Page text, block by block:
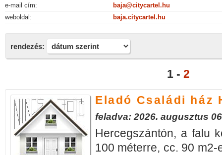
e-mail cím:
baja@citycartel.hu
weboldal:
baja.citycartel.hu
rendezés:
1 - 2
Eladó Családi ház
feladva: 2026. augusztus
Hercegszántón, a falu
100 méterre, cc. 90